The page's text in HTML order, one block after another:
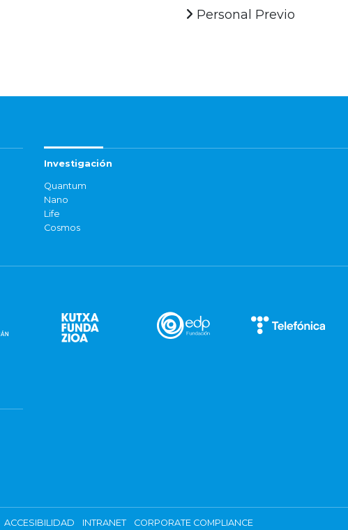
Personal Previo
Investigación
Quantum
Nano
Life
Cosmos
ACCESIBILIDAD INTRANET CORPORATE COMPLIANCE